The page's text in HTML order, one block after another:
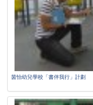
茵怡幼兒學校「書伴我行」計劃